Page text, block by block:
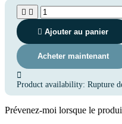
 
 Ajouter au panier
Acheter maintenant

Product availability: Rupture
Prévenez-moi lorsque le